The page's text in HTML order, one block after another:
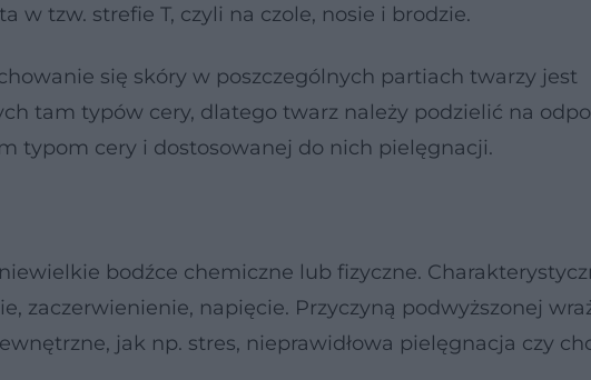
w tzw. strefie T, czyli na czole, nosie i brodzie.
się skóry w poszczególnych partiach twarzy jest
tam typów cery, dlatego twarz należy podzielić na
typom cery i dostosowanej do nich pielęgnacji.
bodźce chemiczne lub fizyczne.
zaczerwienienie, napięcie. Przyczyną podwyższonej
jak np. stres, nieprawidłowa pielęgnacja czy